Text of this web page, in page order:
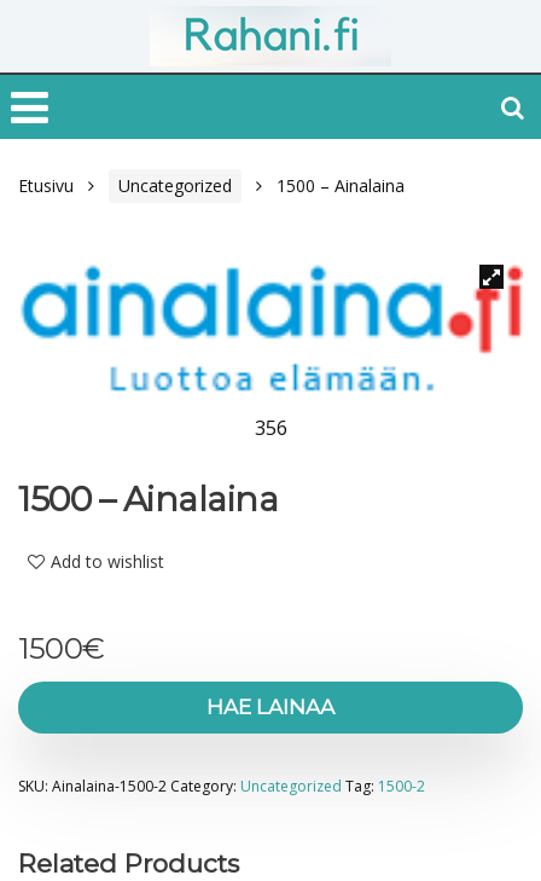
Etusivu Uncategorized 1500 – Ainalaina
356
1500 – Ainalaina
Add to wishlist
1500€
HAE LAINAA
SKU: Ainalaina-1500-2 Category: Uncategorized Tag: 1500-2
Related Products